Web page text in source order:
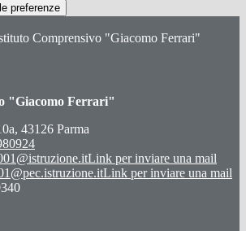
preferenze
Comprensivo "Giacomo Ferrari"
"Giacomo Ferrari"
43126 Parma
Link per inviare una mail
Link per inviare una mail